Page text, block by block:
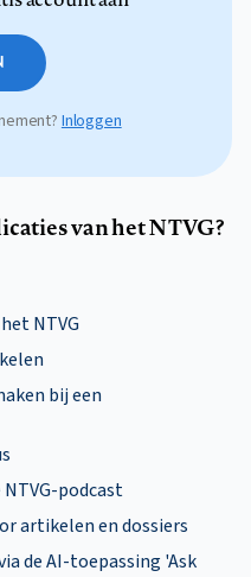
Inloggen
van het NTVG?
NTVG
bij een
podcast
artikelen en dossiers
de AI-toepassing 'Ask